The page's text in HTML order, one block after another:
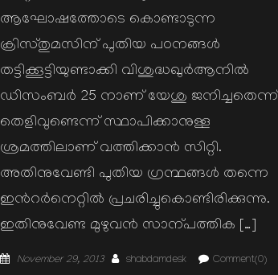
ആഘോഷത്തോടെ കൊണ്ടാടുന്ന
ക്രിസ്തുമസിന് പുതിയ പഠനങ്ങള്‍
തട്ടിക്കൂട്ടിയുണ്ടാക്കി വിശുദ്ധഖുര്‍ആനില്‍
ഡിസംബര്‍ 25 നാണ് യേശു ജനിച്ചതെന്ന്
തെളിവുണ്ടെന്ന് സ്ഥാപിക്കാനുള്ള
ശ്രമത്തിലാണ് വത്തിക്കാന്‍ സിറ്റി.
അതിനുവേണ്ടി പുതിയ ഗ്രന്ഥങ്ങള്‍ തന്നെ
ഇന്‍റര്‍നെറ്റില്‍ പ്രചരിച്ചുകൊണ്ടിരിക്കുന്നു.
ഇതിനുവേണ്ട മുഴുവന്‍ സാന്പത്തിക […]
Posted
November 29, 2013 Author
shabdamdesk Comment(0)